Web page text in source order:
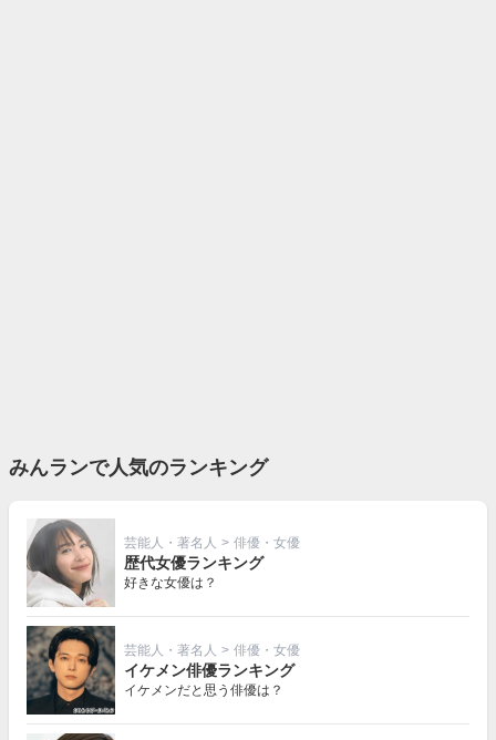
みんランで人気のランキング
芸能人・著名人 > 俳優・女優
歴代女優ランキング
好きな女優は？
芸能人・著名人 > 俳優・女優
イケメン俳優ランキング
イケメンだと思う俳優は？